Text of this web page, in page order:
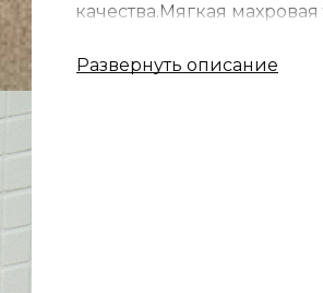
качества.Мягкая
гигроскопичны, просты в